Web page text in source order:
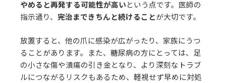
やめると再発する可能性が高いという点です。医師の
指示通り、 完治まできちんと続けることが大切です。
放置すると、他の爪に感染が広がったり、家族にうつ
ることがあります。また、糖尿病の方にとっては、足
の小さな傷や潰瘍の引き金となり、より深刻なトラブ
ルにつながるリスクもあるため、軽視せず早めに対処